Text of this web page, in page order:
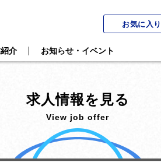
お気に入り
介 お知らせ・イベント
求人情報を見る
View job offer